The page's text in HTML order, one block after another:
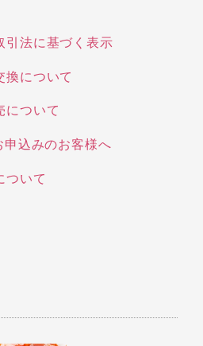
引法に基づく表示
換について
について
申込みのお客様へ
ついて